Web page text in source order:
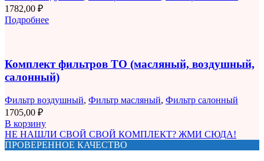
1782,00 ₽
Подробнее
Комплект фильтров ТО (масляный, воздушный,
салонный)
Фильтр воздушный, Фильтр масляный, Фильтр салонный
1705,00 ₽
В корзину
НЕ НАШЛИ СВОЙ СВОЙ КОМПЛЕКТ? ЖМИ СЮДА!
ПРОВЕРЕННОЕ КАЧЕСТВО